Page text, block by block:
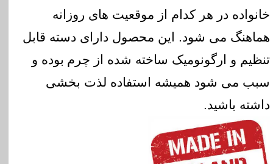
خانواده در هر کدام از موقعیت های روزانه
هماهنگ می شود. این محصول دارای دسته قابل
تنظیم و ارگونومیک ساخته شده از چرم بوده و
سبب می شود همیشه استفاده لذت بخشی
داشته باشید.